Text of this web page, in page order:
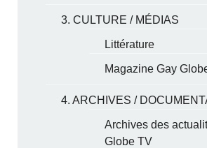
3. CULTURE / MÉDIAS
Littérature
Magazine Gay
4. ARCHIVES /
Archives des
Globe TV